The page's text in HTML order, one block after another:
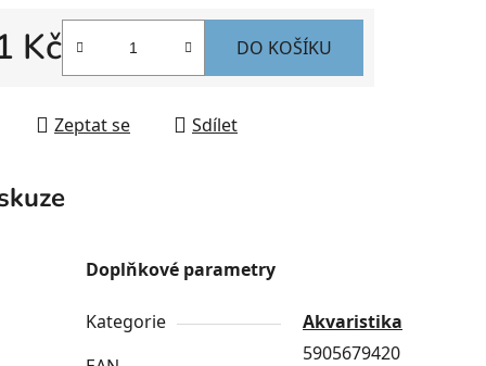
Kč DO KOŠÍKU
Zeptat se Sdílet
Doplňkové parametry
Kategorie
Akvaristika
5905679420